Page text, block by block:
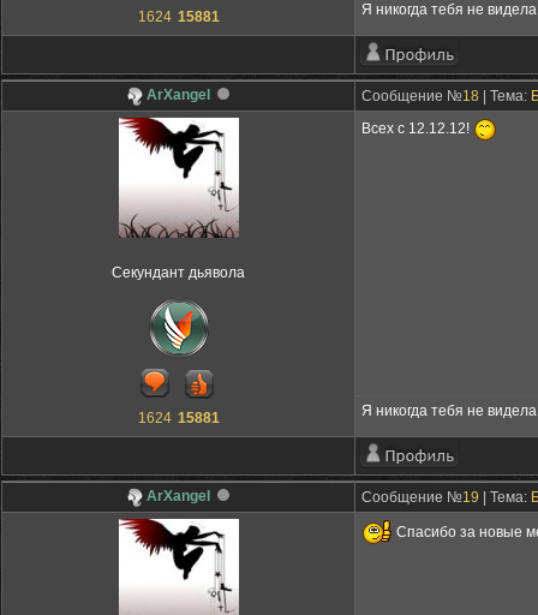
1624 15881 Я никогда тебя не
ArXangel Сообщение №18 | Тема:
Секундант дьявола
1624 15881
Всех с 12.12.12!
Я никогда тебя не
ArXangel Сообщение №19 | Тема:
Спасибо за новые